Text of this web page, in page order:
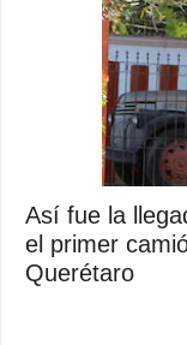
Así fue la
el primer
Querétaro